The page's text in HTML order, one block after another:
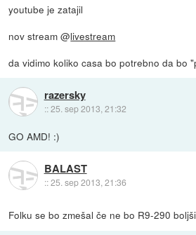
youtube je zatajil
nov stream @livestream
da vidimo koliko casa bo potrebno da bo
razersky
::25. sep 2013, 21:32
GO AMD! :)
BALAST
::25. sep 2013, 21:36
Folku se bo zmešal če ne bo R9-290